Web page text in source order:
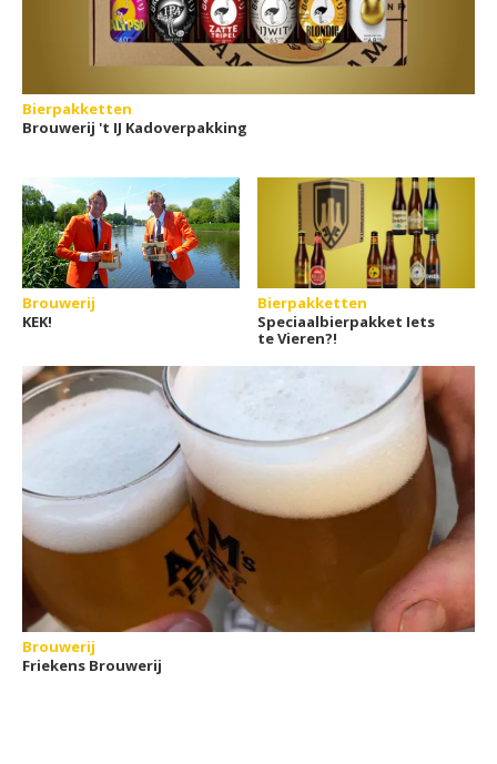
Bierpakketten
Brouwerij 't IJ Kadoverpakking
Brouwerij
KEK!
Bierpakketten
Speciaalbierpakket Iets
te Vieren?!
Brouwerij
Friekens Brouwerij